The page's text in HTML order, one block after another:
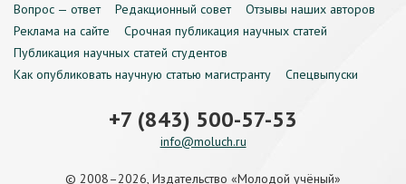
Вопрос — ответ Редакционный совет
Отзывы наших авторов
Реклама на сайте
Срочная публикация научных статей
Публикация научных статей студентов
Как опубликовать научную статью магистранту
Спецвыпуски
+7 (843) 500-57-53
info@moluch.ru
© 2008–2026, Издательство «Молодой учёный»